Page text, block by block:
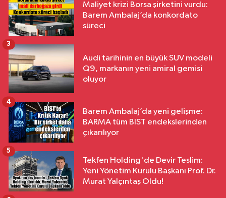
Maliyet krizi Borsa şirketini vurdu:
Barem Ambalaj’da konkordato
süreci
Audi tarihinin en büyük SUV modeli
Q9, markanın yeni amiral gemisi
oluyor
3
Barem Ambalaj’da yeni gelişme:
BARMA tüm BIST endekslerinden
çıkarılıyor
4
Tekfen Holding'de Devir Teslim:
Yeni Yönetim Kurulu Başkanı Prof. Dr.
Murat Yalçıntaş Oldu!
5